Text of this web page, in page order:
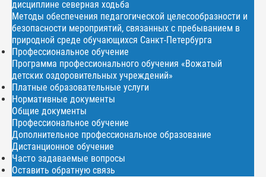
дисциплине северная ходьба
Методы обеспечения педагогической целесообразности и
безопасности мероприятий, связанных с пребыванием в
природной среде обучающихся Санкт-Петербурга
Профессиональное обучение
Программа профессионального обучения «Вожатый
детских оздоровительных учреждений»
Платные образовательные услуги
Нормативные документы
Общие документы
Профессиональное обучение
Дополнительное профессиональное образование
Дистанционное обучение
Часто задаваемые вопросы
Оставить обратную связь